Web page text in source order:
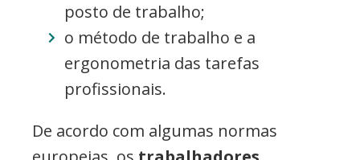
posto de trabalho;
o método de trabalho e a
ergonometria das tarefas
profissionais.
De acordo com algumas normas